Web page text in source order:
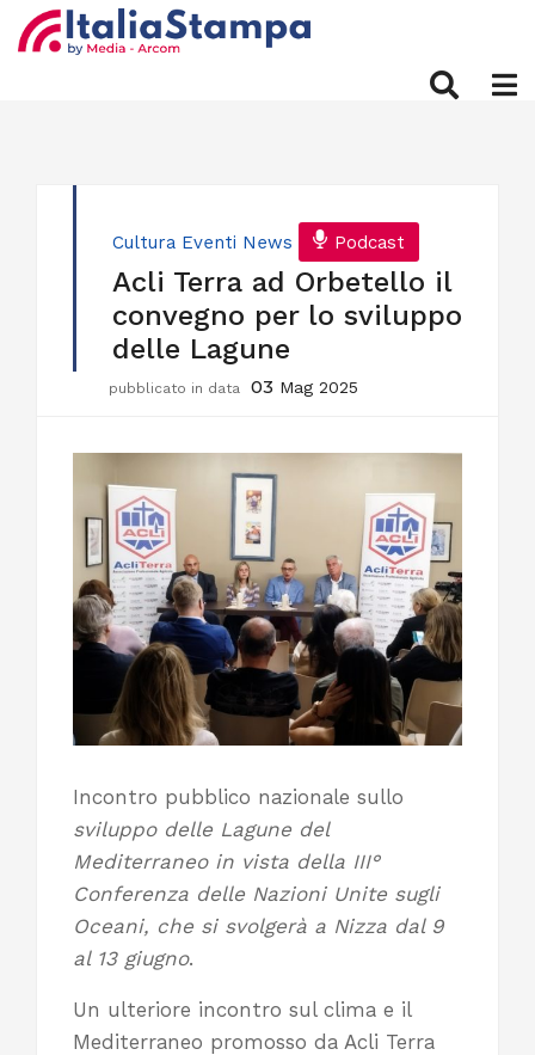
Cultura Eventi News Podcast
Acli Terra ad Orbetello il
convegno per lo sviluppo
delle Lagune
pubblicato in data 03 Mag 2025
Incontro pubblico nazionale sullo
sviluppo delle Lagune del
Mediterraneo in vista della III°
Conferenza delle Nazioni Unite sugli
Oceani, che si svolgerà a Nizza dal 9
al 13 giugno.
Un ulteriore incontro sul clima e il
Mediterraneo promosso da Acli Terra